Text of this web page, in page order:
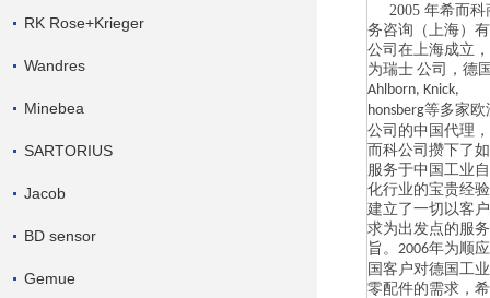
RK Rose+Krieger
Wandres
Minebea
SARTORIUS
Jacob
BD sensor
Gemue
2005 年希而科
务咨询（上海）
公司在上海成立
为瑞士 公司，德
Ahlborn, Knick,
honsberg等多家欧
公司的中国代理
而科公司攒下了
服务于中国工业
化行业的宝贵经
建立了一切以客
求为出发点的服
旨。 2006年为顺
国客户对德国工
零配件的需求，